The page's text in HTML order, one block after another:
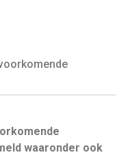
waaronder ook